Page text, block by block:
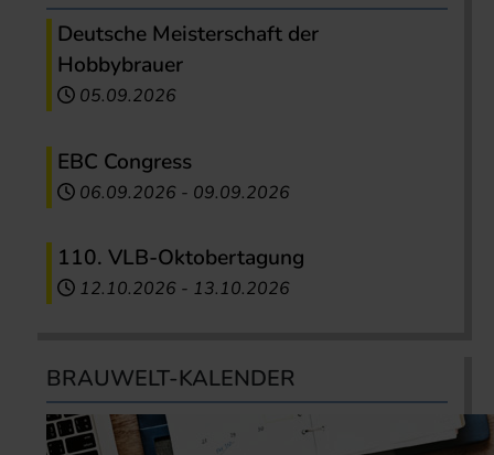
Deutsche Meisterschaft der
Hobbybrauer
05.09.2026
EBC Congress
06.09.2026 - 09.09.2026
110. VLB-Oktobertagung
12.10.2026 - 13.10.2026
BRAUWELT-KALENDER